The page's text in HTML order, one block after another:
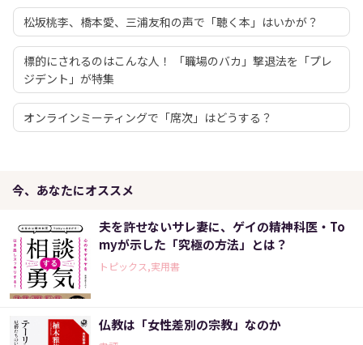
松坂桃李、橋本愛、三浦友和の声で「聴く本」はいかが？
標的にされるのはこんな人！ 「職場のバカ」撃退法を「プレ
ジデント」が特集
オンラインミーティングで「席次」はどうする？
今、あなたにオススメ
夫を許せないサレ妻に、ゲイの精神科医・To
myが示した「究極の方法」とは？
トピックス,実用書
仏教は「女性差別の宗教」なのか